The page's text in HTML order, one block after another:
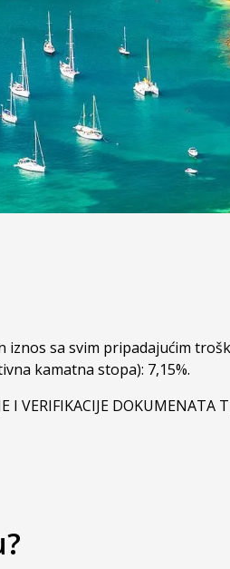
sa svim pripadajućim
kamatna stopa): 7,15%.
I VERIFIKACIJE DOKUMENATA